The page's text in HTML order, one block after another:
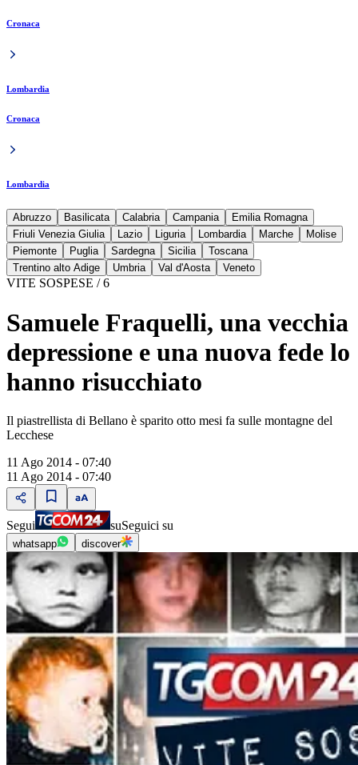
Cronaca
Lombardia
Cronaca
Lombardia
Abruzzo Basilicata Calabria Campania
Emilia Romagna
Friuli Venezia Giulia
Lazio Liguria Lombardia Marche
Molise
Piemonte
Puglia Sardegna Sicilia
Toscana
Trentino alto Adige
Umbria Val d'Aosta Veneto
VITE SOSPESE / 6
Samuele Fraquelli, una vecchia
depressione e una nuova fede lo
hanno risucchiato
Il piastrellista di Bellano è sparito otto mesi fa sulle montagne del
Lecchese
11 Ago 2014 - 07:40
11 Ago 2014 - 07:40
Segui suSeguici su
whatsapp discover